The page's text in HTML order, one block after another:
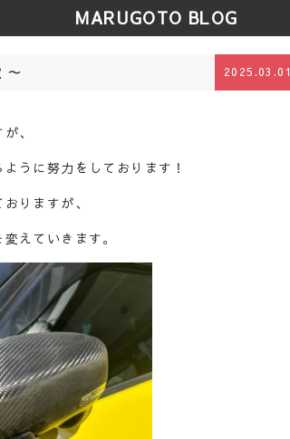
MARUGOTO BLOG
2025.03.01
、
うに努力をしております！
りますが、
えていきます。